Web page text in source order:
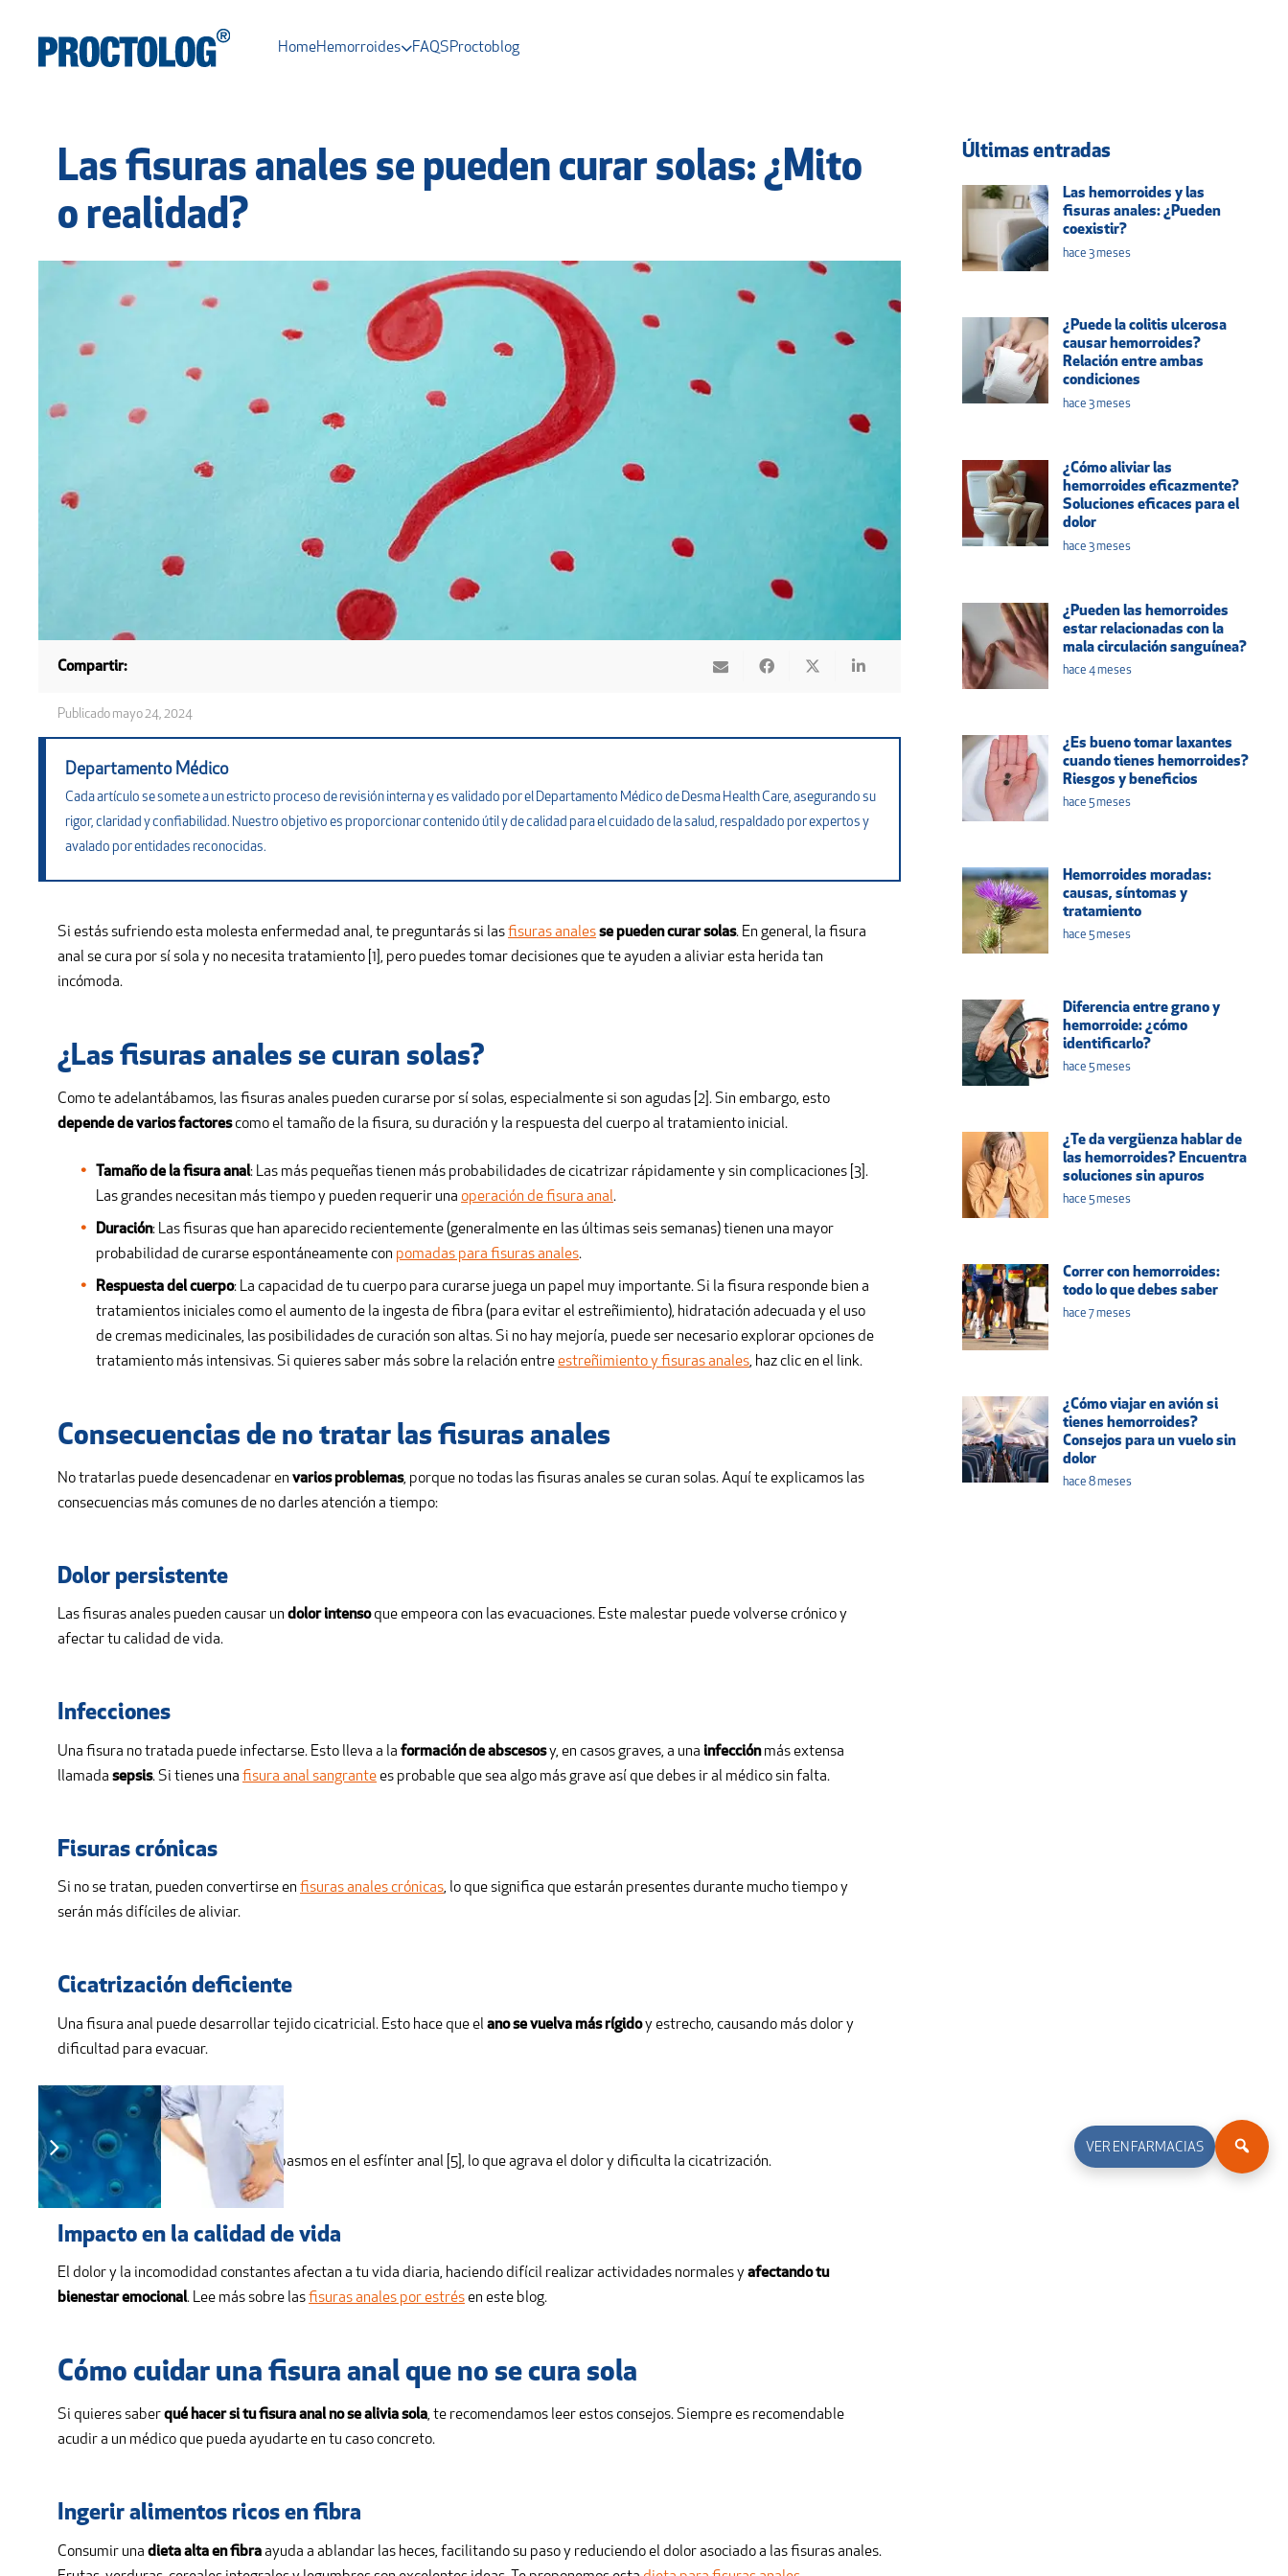
HomeHemorroides FAQSProctoblog
Las fisuras anales se pueden curar solas: ¿Mito
o realidad?
Compartir:
Publicado mayo 24, 2024
Departamento Médico
Cada artículo se somete a un estricto proceso de revisión interna y es validado por el Departamento Médico de Desma Health Care, asegurando su
rigor, claridad y confiabilidad. Nuestro objetivo es proporcionar contenido útil y de calidad para el cuidado de la salud, respaldado por expertos y
avalado por entidades reconocidas.
Si estás sufriendo esta molesta enfermedad anal, te preguntarás si lasfisuras analesse pueden curar solas. En general, la fisura
anal se cura por sí sola y no necesita tratamiento [1], pero puedes tomar decisiones que te ayuden a aliviar esta herida tan
incómoda.
¿Las fisuras anales se curan solas?
Como te adelantábamos, las fisuras anales pueden curarse por sí solas, especialmente si son agudas [2]. Sin embargo, esto
depende de varios factorescomo el tamaño de la fisura, su duración y la respuesta del cuerpo al tratamiento inicial.
Tamaño de la fisura anal: Las más pequeñas tienen más probabilidades de cicatrizar rápidamente y sin complicaciones [3].
Las grandes necesitan más tiempo y pueden requerir una operación de fisura anal.
Duración: Las fisuras que han aparecido recientemente (generalmente en las últimas seis semanas) tienen una mayor
probabilidad de curarse espontáneamente con pomadas para fisuras anales.
Respuesta del cuerpo: La capacidad de tu cuerpo para curarse juega un papel muy importante. Si la fisura responde bien a
tratamientos iniciales como el aumento de la ingesta de fibra (para evitar el estreñimiento), hidratación adecuada y el uso
de cremas medicinales, las posibilidades de curación son altas. Si no hay mejoría, puede ser necesario explorar opciones de
tratamiento más intensivas. Si quieres saber más sobre la relación entreestreñimiento y fisuras anales, haz clic en el link.
Consecuencias de no tratar las fisuras anales
No tratarlas puede desencadenar en varios problemas, porque no todas las fisuras anales se curan solas. Aquí te explicamos las
consecuencias más comunes de no darles atención a tiempo:
Dolor persistente
Las fisuras anales pueden causar un dolor intensoque empeora con las evacuaciones. Este malestar puede volverse crónico y
afectar tu calidad de vida.
Infecciones
Una fisura no tratada puede infectarse. Esto lleva a la formación de abscesosy, en casos graves, a una infecciónmás extensa
llamada sepsis. Si tienes una fisura anal sangrantees probable que sea algo más grave así que debes ir al médico sin falta.
Fisuras crónicas
Si no se tratan, pueden convertirse en fisuras anales crónicas, lo que significa que estarán presentes durante mucho tiempo y
serán más difíciles de aliviar.
Cicatrización deficiente
Una fisura anal puede desarrollar tejido cicatricial. Esto hace que el ano se vuelva más rígidoy estrecho, causando más dolor y
dificultad para evacuar.
Espasmos del esfínter
La fisura causa en algunos casos espasmos en el esfínter anal [5], lo que agrava el dolor y dificulta la cicatrización.
Impacto en la calidad de vida
El dolor y la incomodidad constantes afectan a tu vida diaria, haciendo difícil realizar actividades normales yafectando tu
bienestar emocional. Lee más sobre lasfisuras anales por estrésen este blog.
Cómo cuidar una fisura anal que no se cura sola
Si quieres saberqué hacer si tu fisura anal no se alivia sola, te recomendamos leer estos consejos. Siempre es recomendable
acudir a un médico que pueda ayudarte en tu caso concreto.
Ingerir alimentos ricos en fibra
Consumir una dieta alta en fibraayuda a ablandar las heces, facilitando su paso y reduciendo el dolor asociado a las fisuras anales.
Últimas entradas
Las hemorroides y las
fisuras anales: ¿Pueden
coexistir?
hace 3 meses
¿Puede la colitis ulcerosa
causar hemorroides?
Relación entre ambas
condiciones
hace 3 meses
¿Cómo aliviar las
hemorroides eficazmente?
Soluciones eficaces para el
dolor
hace 3 meses
¿Pueden las hemorroides
estar relacionadas con la
mala circulación sanguínea?
hace 4 meses
¿Es bueno tomar laxantes
cuando tienes hemorroides?
Riesgos y beneficios
hace 5 meses
Hemorroides moradas:
causas, síntomas y
tratamiento
hace 5 meses
Diferencia entre grano y
hemorroide: ¿cómo
identificarlo?
hace 5 meses
¿Te da vergüenza hablar de
las hemorroides? Encuentra
soluciones sin apuros
hace 5 meses
Correr con hemorroides:
todo lo que debes saber
hace 7 meses
¿Cómo viajar en avión si
tienes hemorroides?
Consejos para un vuelo sin
dolor
hace 8 meses
VER EN FARMACIAS